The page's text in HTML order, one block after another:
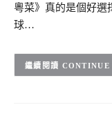
粵菜》真的是個好選
球…
CONTINUE